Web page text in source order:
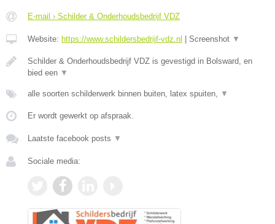
E-mail › Schilder & Onderhoudsbedrijf VDZ
Website: https://www.schildersbedrijf-vdz.nl Screenshot ▼
Schilder & Onderhoudsbedrijf VDZ is gevestigd in Bolsward, en
bied een ▼
alle soorten schilderwerk binnen buiten, latex spuiten, ▼
Er wordt gewerkt op afspraak.
Laatste facebook posts ▼
Sociale media: